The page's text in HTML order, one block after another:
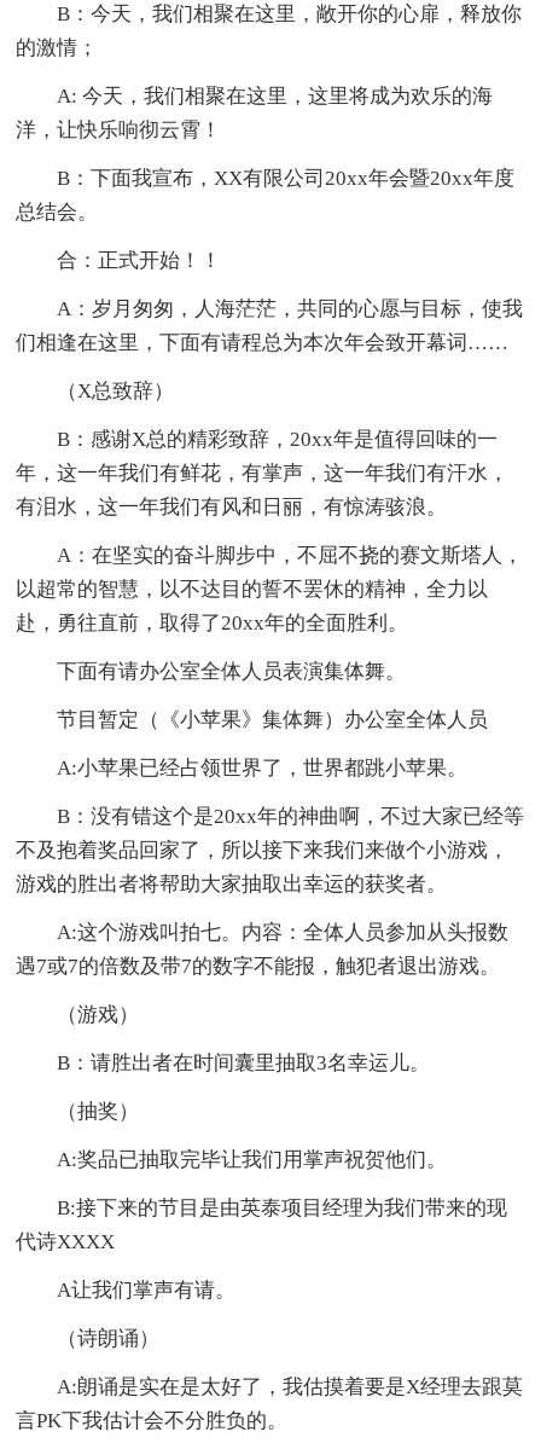
B：今天，我们相聚在这里，敞开你的心扉，释放你
的激情；
A: 今天，我们相聚在这里，这里将成为欢乐的海
洋，让快乐响彻云霄！
B：下面我宣布，XX有限公司20xx年会暨20xx年度
总结会。
合：正式开始！！
A：岁月匆匆，人海茫茫，共同的心愿与目标，使我
们相逢在这里，下面有请程总为本次年会致开幕词……
（X总致辞）
B：感谢X总的精彩致辞，20xx年是值得回味的一
年，这一年我们有鲜花，有掌声，这一年我们有汗水，
有泪水，这一年我们有风和日丽，有惊涛骇浪。
A：在坚实的奋斗脚步中，不屈不挠的赛文斯塔人，
以超常的智慧，以不达目的誓不罢休的精神，全力以
赴，勇往直前，取得了20xx年的全面胜利。
下面有请办公室全体人员表演集体舞。
节目暂定（《小苹果》集体舞）办公室全体人员
A:小苹果已经占领世界了，世界都跳小苹果。
B：没有错这个是20xx年的神曲啊，不过大家已经等
不及抱着奖品回家了，所以接下来我们来做个小游戏，
游戏的胜出者将帮助大家抽取出幸运的获奖者。
A:这个游戏叫拍七。内容：全体人员参加从头报数
遇7或7的倍数及带7的数字不能报，触犯者退出游戏。
（游戏）
B：请胜出者在时间囊里抽取3名幸运儿。
（抽奖）
A:奖品已抽取完毕让我们用掌声祝贺他们。
B:接下来的节目是由英泰项目经理为我们带来的现
代诗XXXX
A让我们掌声有请。
（诗朗诵）
A:朗诵是实在是太好了，我估摸着要是X经理去跟莫
言PK下我估计会不分胜负的。